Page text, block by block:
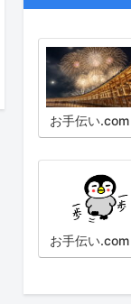
お手伝い.com
お手伝い.com